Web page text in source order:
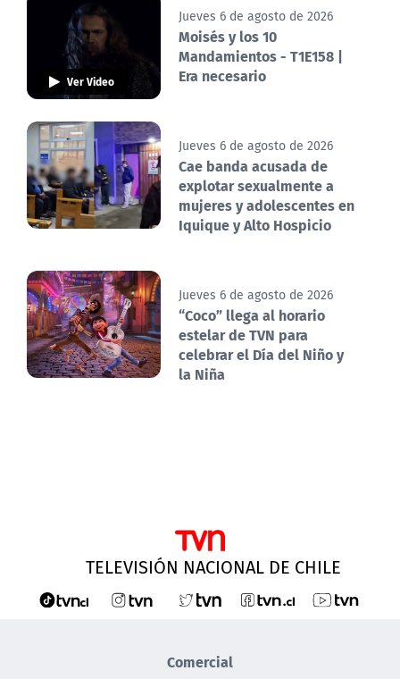
Ver Video
Jueves 6 de agosto de 2026
Moisés y los 10
Mandamientos - T1E158 |
Era necesario
Jueves 6 de agosto de 2026
Cae banda acusada de
explotar sexualmente a
mujeres y adolescentes en
Iquique y Alto Hospicio
Jueves 6 de agosto de 2026
“Coco” llega al horario
estelar de TVN para
celebrar el Día del Niño y
la Niña
TELEVISIÓN NACIONAL DE CHILE
Comercial